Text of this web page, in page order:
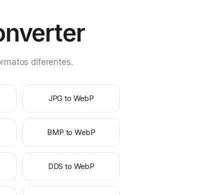
diferentes.
JPG to WebP
BMP to WebP
DDS to WebP